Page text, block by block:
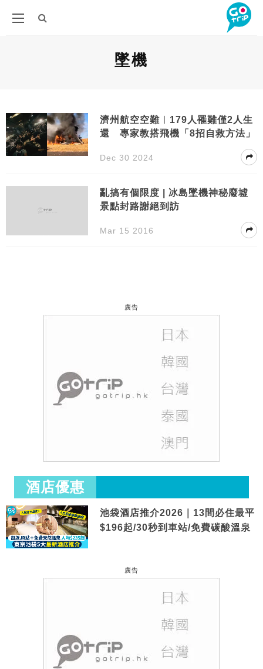
墜機
濟州航空空難︱179人罹難僅2人生
還 專家教搭飛機「8招自救方法」
Dec 30 2024
亂搞有個限度 | 冰島墜機神秘廢墟
景點封路謝絕到訪
Mar 15 2016
廣告
酒店優惠
池袋酒店推介2026｜13間必住最平
$196起/30秒到車站/免費碳酸溫泉
廣告